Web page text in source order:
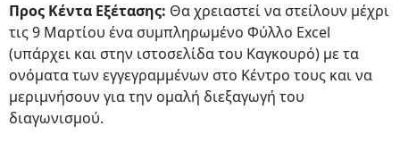
Προς Κέντα Εξέτασης: Θα χρειαστεί να στείλουν μέχρι
τις 9 Μαρτίου ένα συμπληρωμένο Φύλλο Excel
(υπάρχει και στην ιστοσελίδα του Καγκουρό) με τα
ονόματα των εγγεγραμμένων στο Κέντρο τους και να
μεριμνήσουν για την ομαλή διεξαγωγή του
διαγωνισμού.